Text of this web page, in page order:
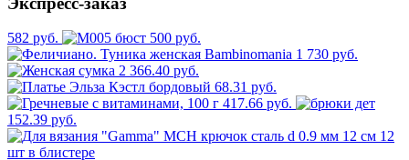
582 руб.
500 руб.
1 730 руб.
2 366.40 руб.
68.31 руб.
417.66 руб.
152.39 руб.